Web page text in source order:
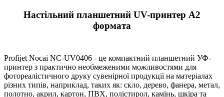
Настільний планшетний UV-принтер А2
формата
Profijet Nocai NC-UV0406 - це компактний планшетний УФ-
принтер з практично необмеженими можливостями для
фотореалістичного друку сувенірної продукції на матеріалах
різних типів, наприклад, таких як: скло, дерево, фанера, метал,
полотно, акрил, картон, ПВХ, полістирол, камінь, шкіра та